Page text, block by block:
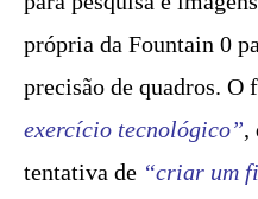
própria da Fountain 0
precisão de quadros. O
exercício tecnológico”,
tentativa de “criar um